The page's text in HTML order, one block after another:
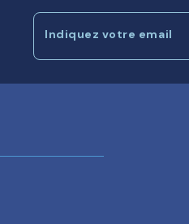
Indiquez votre email